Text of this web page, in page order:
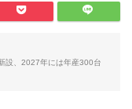
設、2027年には年産300台